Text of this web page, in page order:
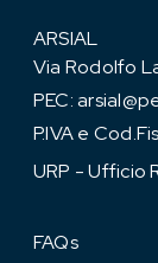
ARSIAL
Via Rodolfo
PEC:
P.IVA e
URP - Ufficio
FAQs